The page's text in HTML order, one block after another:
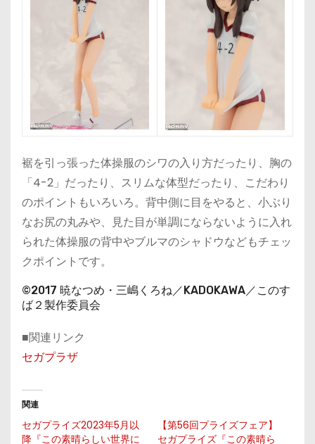
裾を引っ張った体操服のシワの入り方だったり、胸の
「4-2」だったり、スリムな体型だったり、こだわり
のポイントもいろいろ。背中側に目をやると、小ぶり
なお尻の丸みや、見た目が単調にならないように入れ
られた体操服の背中やブルマのシャドウなどもチェッ
クポイントです。
©2017 暁なつめ・三嶋くろね／KADOKAWA／このす
ば２製作委員会
■関連リンク
セガプラザ
関連
セガプライズ2023年5月以
降『この素晴らしい世界に
【第56回プライズフェア】
セガプライズ『この素晴ら